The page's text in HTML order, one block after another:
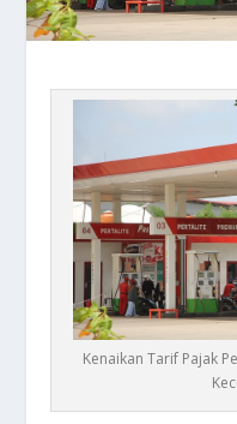
Kenaikan Tarif Pajak